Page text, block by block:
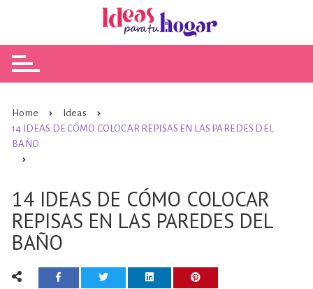
Home
Ideas
14 IDEAS DE CÓMO COLOCAR REPISAS EN LAS PAREDES DEL
BAÑO
14 IDEAS DE CÓMO COLOCAR
REPISAS EN LAS PAREDES DEL
BAÑO